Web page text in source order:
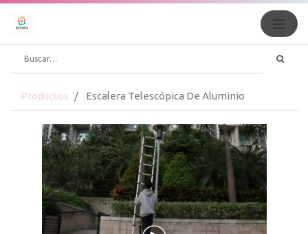
Productos Escalera Telescópica De Aluminio